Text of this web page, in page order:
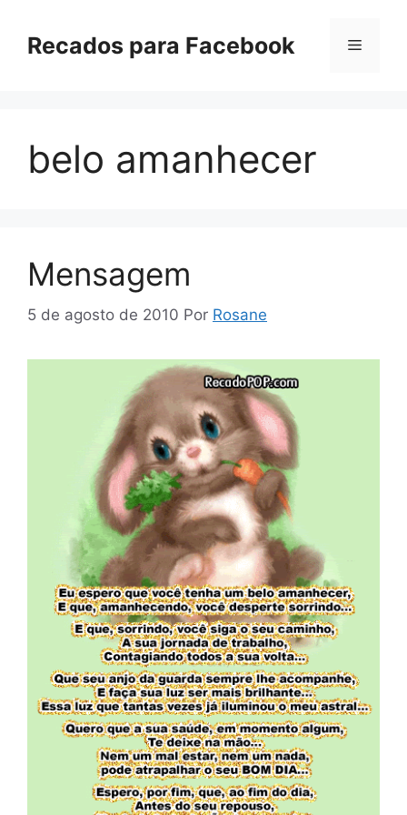
paraRecados para Facebook Menu
belo amanhecer
Mensagem
5 de agosto de 2010 Por Rosane